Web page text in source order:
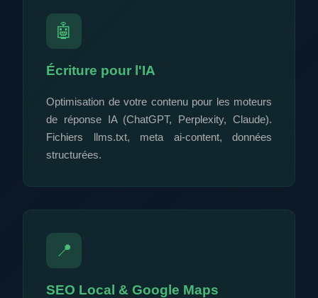
🤖
Écriture pour l'IA
Optimisation de votre contenu pour les moteurs
de réponse IA (ChatGPT, Perplexity, Claude).
Fichiers llms.txt, meta ai-content, données
structurées.
📍
SEO Local & Google Maps